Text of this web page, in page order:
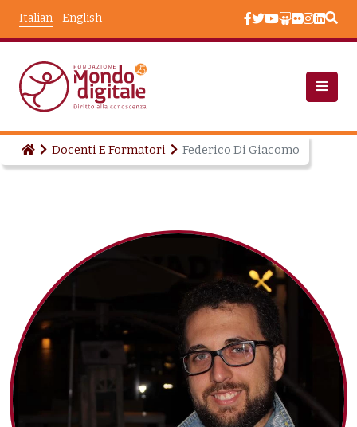
English
Italian
Docenti E Formatori Federico Di Giacomo